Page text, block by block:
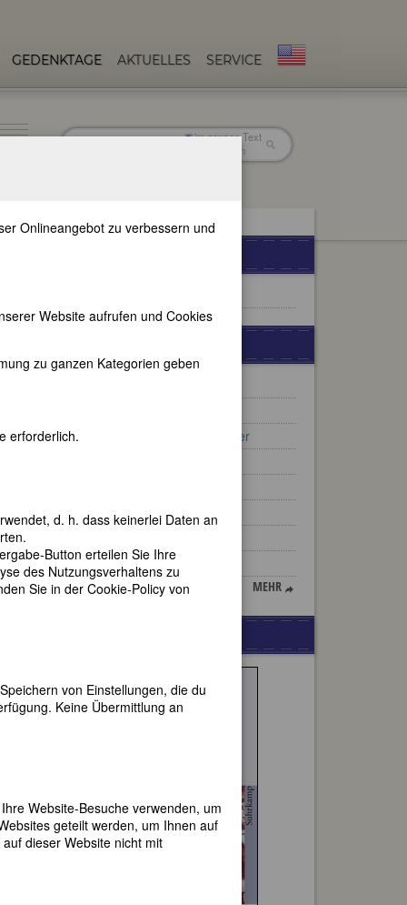
GEDENKTAGE AKTUELLES SERVICE
im ganzen Text
nur in Titeln
Minna Planer, verh. Wagner
Nadeschda Krupskaja
Grete Weil
MEHR
Onlineangebot zu verbessern und
Website aufrufen und Cookies
zu ganzen Kategorien geben
erforderlich.
d. h. dass keinerlei Daten an
Button erteilen Sie Ihre
des Nutzungsverhaltens zu
Sie in der Cookie-Policy von
von Einstellungen, die du
Keine Übermittlung an
Website-Besuche verwenden, um
geteilt werden, um Ihnen auf
dieser Website nicht mit